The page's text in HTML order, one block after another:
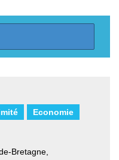
Economie
Bretagne,